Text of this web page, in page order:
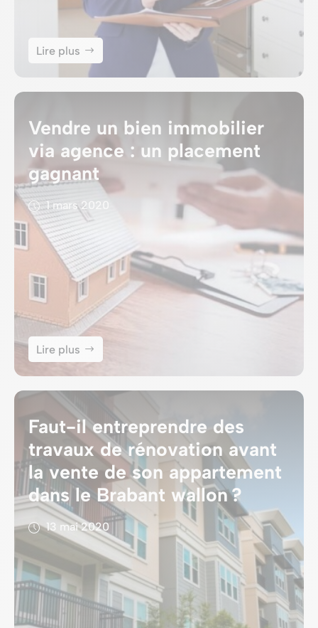
Lire plus
Vendre un bien immobilier
via agence : un placement
gagnant
1 mars 2020
Lire plus
Faut-il entreprendre des
travaux de rénovation avant
la vente de son appartement
dans le Brabant wallon ?
13 mai 2020